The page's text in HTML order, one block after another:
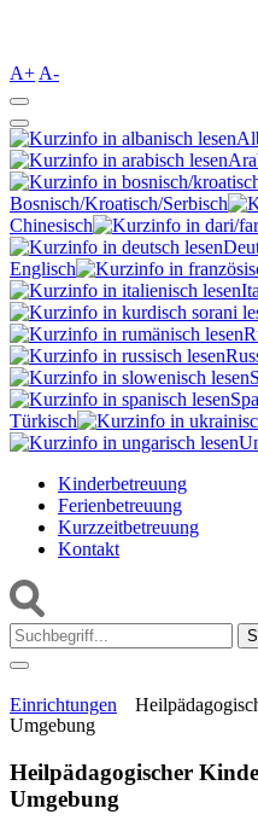
A+ A-
Bosnisch/Kroatisch/Serbisch
Chinesisch
Englisch
Türkisch
Kinderbetreuung
Ferienbetreuung
Kurzzeitbetreuung
Kontakt
Suche:
Einrichtungen
Umgebung
Heilpädagogischer
Umgebung